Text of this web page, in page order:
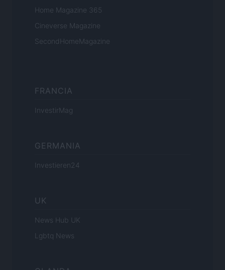
Home Magazine 365
Cineverse Magazine
SecondHomeMagazine
FRANCIA
InvestirMag
GERMANIA
Investieren24
UK
News Hub UK
Lgbtq News